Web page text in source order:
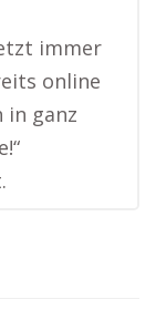
immer
online
in ganz